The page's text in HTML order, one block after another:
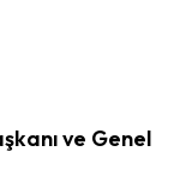
ve Genel